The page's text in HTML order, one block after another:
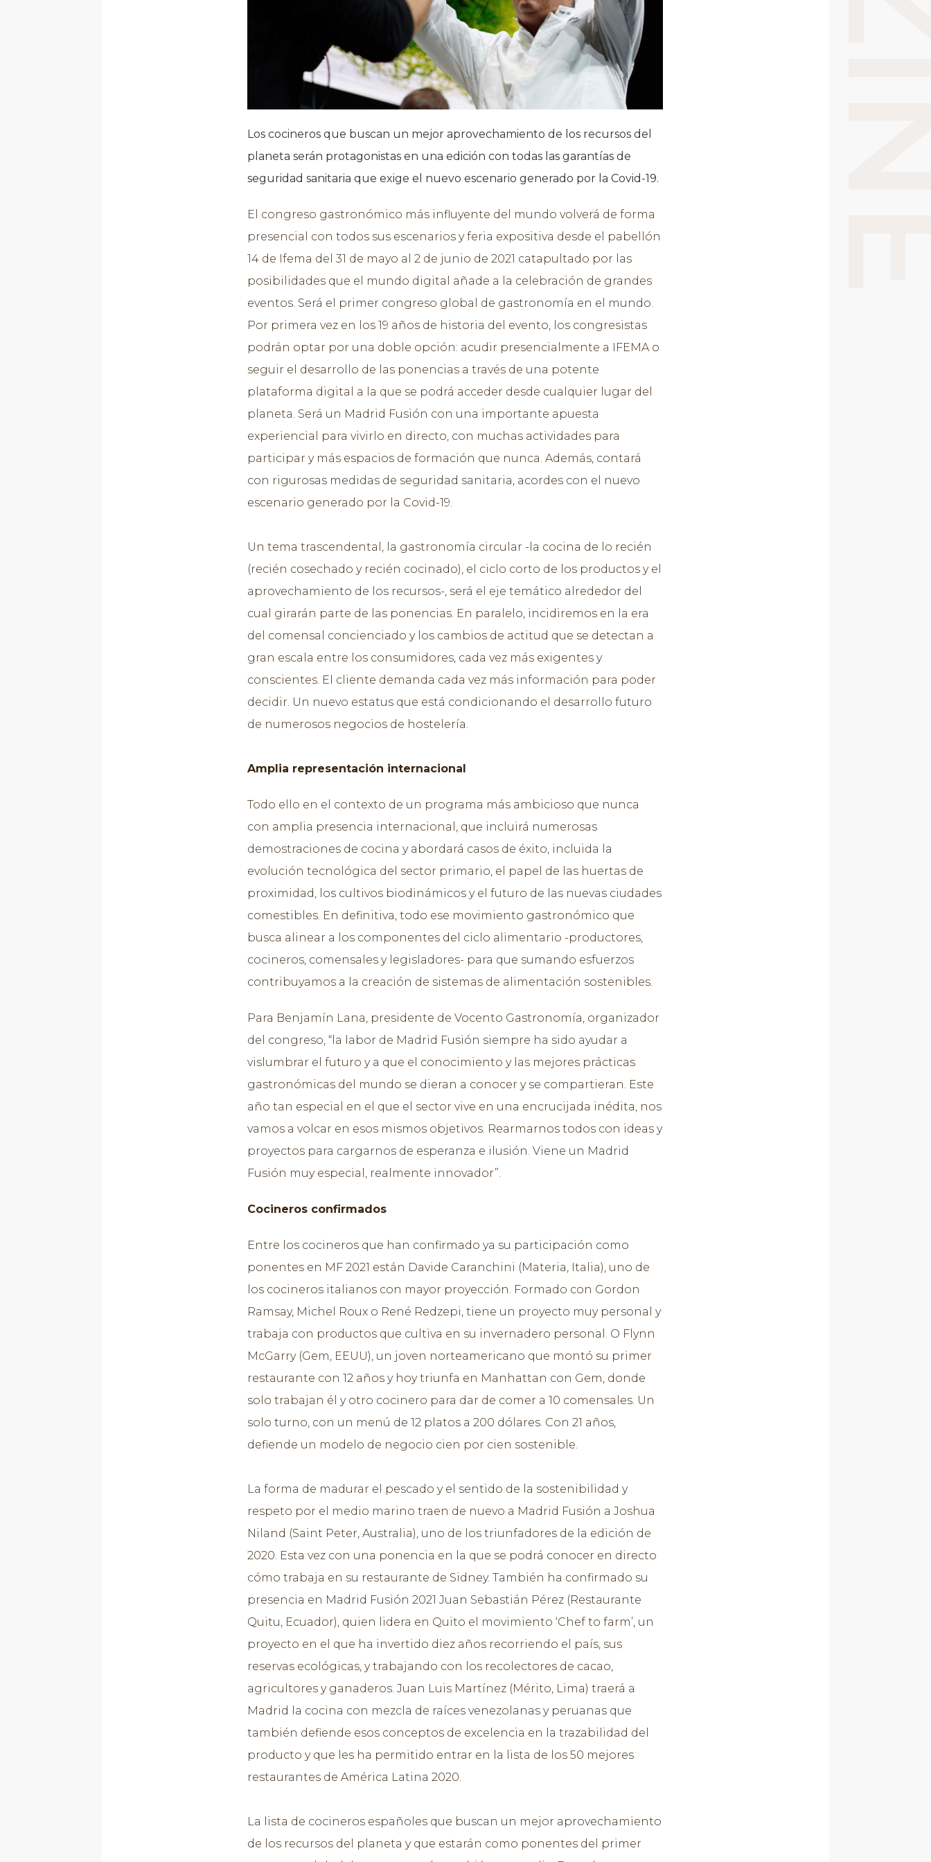
Los cocineros que buscan un mejor aprovechamiento de los recursos del
planeta serán protagonistas en una edición con todas las garantías de
seguridad sanitaria que exige el nuevo escenario generado por la Covid-19.
El congreso gastronómico más influyente del mundo volverá de forma
presencial con todos sus escenarios y feria expositiva desde el pabellón
14 de Ifema del 31 de mayo al 2 de junio de 2021 catapultado por las
posibilidades que el mundo digital añade a la celebración de grandes
eventos. Será el primer congreso global de gastronomía en el mundo.
Por primera vez en los 19 años de historia del evento, los congresistas
podrán optar por una doble opción: acudir presencialmente a IFEMA o
seguir el desarrollo de las ponencias a través de una potente
plataforma digital a la que se podrá acceder desde cualquier lugar del
planeta. Será un Madrid Fusión con una importante apuesta
experiencial para vivirlo en directo, con muchas actividades para
participar y más espacios de formación que nunca. Además, contará
con rigurosas medidas de seguridad sanitaria, acordes con el nuevo
escenario generado por la Covid-19.
Un tema trascendental, la gastronomía circular -la cocina de lo recién
(recién cosechado y recién cocinado), el ciclo corto de los productos y el
aprovechamiento de los recursos-, será el eje temático alrededor del
cual girarán parte de las ponencias. En paralelo, incidiremos en la era
del comensal concienciado y los cambios de actitud que se detectan a
gran escala entre los consumidores, cada vez más exigentes y
conscientes. El cliente demanda cada vez más información para poder
decidir. Un nuevo estatus que está condicionando el desarrollo futuro
de numerosos negocios de hostelería.
Amplia representación internacional
Todo ello en el contexto de un programa más ambicioso que nunca
con amplia presencia internacional, que incluirá numerosas
demostraciones de cocina y abordará casos de éxito, incluida la
evolución tecnológica del sector primario, el papel de las huertas de
proximidad, los cultivos biodinámicos y el futuro de las nuevas ciudades
comestibles. En definitiva, todo ese movimiento gastronómico que
busca alinear a los componentes del ciclo alimentario -productores,
cocineros, comensales y legisladores- para que sumando esfuerzos
contribuyamos a la creación de sistemas de alimentación sostenibles.
Para Benjamín Lana, presidente de Vocento Gastronomía, organizador
del congreso, “la labor de Madrid Fusión siempre ha sido ayudar a
vislumbrar el futuro y a que el conocimiento y las mejores prácticas
gastronómicas del mundo se dieran a conocer y se compartieran. Este
año tan especial en el que el sector vive en una encrucijada inédita, nos
vamos a volcar en esos mismos objetivos. Rearmarnos todos con ideas y
proyectos para cargarnos de esperanza e ilusión. Viene un Madrid
Fusión muy especial, realmente innovador”.
Cocineros confirmados
Entre los cocineros que han confirmado ya su participación como
ponentes en MF 2021 están Davide Caranchini (Materia, Italia), uno de
los cocineros italianos con mayor proyección. Formado con Gordon
Ramsay, Michel Roux o René Redzepi, tiene un proyecto muy personal y
trabaja con productos que cultiva en su invernadero personal. O Flynn
McGarry (Gem, EEUU), un joven norteamericano que montó su primer
restaurante con 12 años y hoy triunfa en Manhattan con Gem, donde
solo trabajan él y otro cocinero para dar de comer a 10 comensales. Un
solo turno, con un menú de 12 platos a 200 dólares. Con 21 años,
defiende un modelo de negocio cien por cien sostenible.
La forma de madurar el pescado y el sentido de la sostenibilidad y
respeto por el medio marino traen de nuevo a Madrid Fusión a Joshua
Niland (Saint Peter, Australia), uno de los triunfadores de la edición de
2020. Esta vez con una ponencia en la que se podrá conocer en directo
cómo trabaja en su restaurante de Sidney. También ha confirmado su
presencia en Madrid Fusión 2021 Juan Sebastián Pérez (Restaurante
Quitu, Ecuador), quien lidera en Quito el movimiento ‘Chef to farm’, un
proyecto en el que ha invertido diez años recorriendo el país, sus
reservas ecológicas, y trabajando con los recolectores de cacao,
agricultores y ganaderos. Juan Luis Martínez (Mérito, Lima) traerá a
Madrid la cocina con mezcla de raíces venezolanas y peruanas que
también defiende esos conceptos de excelencia en la trazabilidad del
producto y que les ha permitido entrar en la lista de los 50 mejores
restaurantes de América Latina 2020.
La lista de cocineros españoles que buscan un mejor aprovechamiento
de los recursos del planeta y que estarán como ponentes del primer